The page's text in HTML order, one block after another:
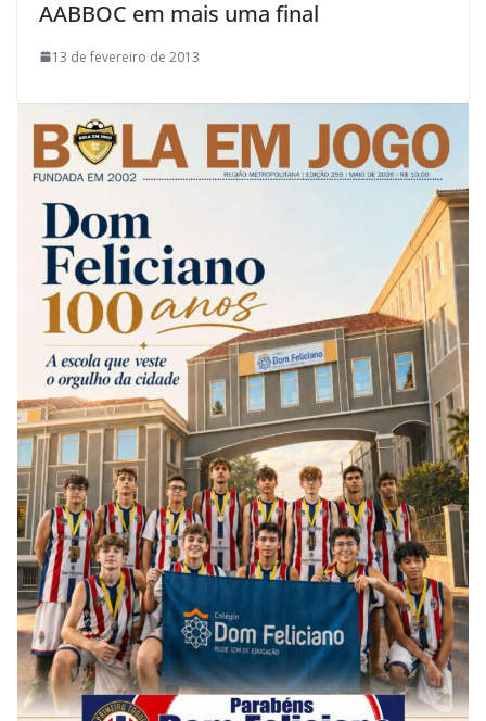
AABBOC em mais uma final
13 de fevereiro de 2013